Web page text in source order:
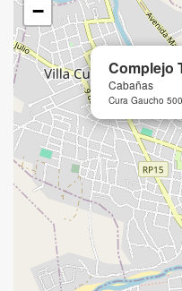
Complejo
Cabañas
Cura Gaucho 500
−